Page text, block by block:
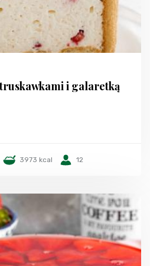
i galaretką
3973 kcal 12